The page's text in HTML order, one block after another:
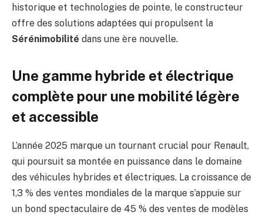
historique et technologies de pointe, le constructeur
offre des solutions adaptées qui propulsent la
Sérénimobilité dans une ère nouvelle.
Une gamme hybride et électrique
complète pour une mobilité légère
et accessible
L’année 2025 marque un tournant crucial pour Renault,
qui poursuit sa montée en puissance dans le domaine
des véhicules hybrides et électriques. La croissance de
1,3 % des ventes mondiales de la marque s’appuie sur
un bond spectaculaire de 45 % des ventes de modèles